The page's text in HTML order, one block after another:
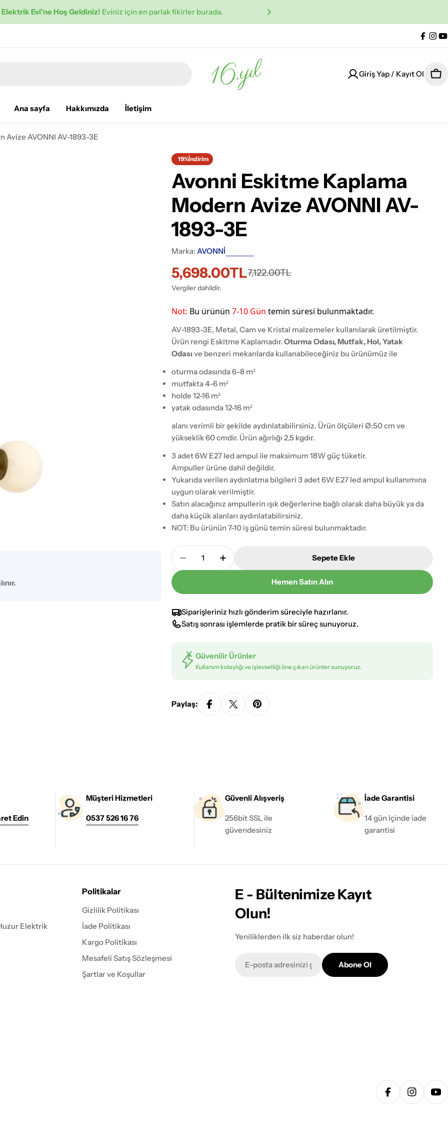
Elektrik Evi'ne Hoş Geldiniz! Eviniz için en parlak fikirler burada.
Giriş Yap / Kayıt Ol
Ana sayfa Hakkımızda İletişim
AVONNI AV-1893-3E
19%İndirim
Avonni Eskitme Kaplama
Modern Avize AVONNI AV-
1893-3E
Marka: AVONNİ
İndirimli
fiyat
5,698.00TL
Normal
fiyat
7,122.00TL
Vergiler dahildir.
Not: Bu ürünün7-10 Gün temin süresi bulunmaktadır.
AV-1893-3E, Metal, Cam ve Kristal malzemeler kullanılarak üretilmiştir.
Ürün rengi Eskitme Kaplamadır.Oturma Odası, Mutfak, Hol, Yatak
Odasıve benzeri mekanlarda kullanabileceğiniz bu ürünümüz ile
oturma odasında 6-8 m²
mutfakta 4-6 m²
holde 12-16 m²
yatak odasında 12-16 m²
alanı verimli bir şekilde aydınlatabilirsiniz. Ürün ölçüleri Ø:50 cm ve
yükseklik 60 cmdir. Ürün ağırlığı 2,5 kgdır.
3 adet 6W E27 led ampul ile maksimum 18W güç tüketir.
Ampuller ürüne dahil değildir.
Yukarıda verilen aydınlatma bilgileri 3 adet 6W E27 led ampul kullanımına
uygun olarak verilmiştir.
Satın alacağınız ampullerin ışık değerlerine bağlı olarak daha büyük ya da
daha küçük alanları aydınlatabilirsiniz.
NOT: Bu ürünün 7-10 iş günü temin süresi bulunmaktadır.
Adet
Avonni Eskitme Kaplama Modern Avize AVONNI AV-1893-3E
Avonni Eskitme Kaplama Modern Avize AVONNI AV-
Sepete Ekle
Hemen Satın Alın
Siparişleriniz hızlı gönderim süreciyle hazırlanır.
Satış sonrası işlemlerde pratik bir süreç sunuyoruz.
Güvenilir Ürünler
Kullanım kolaylığı ve işlevselliği öne çıkan ürünler sunuyoruz.
Paylaş:
Edin
Müşteri Hizmetleri
0537 526 16 76
Güvenli Alışveriş
256bit SSL ile
güvendesiniz
İade Garantisi
14 gün içinde iade
garantisi
Elektrik
Politikalar
Gizlilik Politikası
İade Politikası
Kargo Politikası
Mesafeli Satış Sözleşmesi
Şartlar ve Koşullar
E - Bültenimize Kayıt
Olun!
Yeniliklerden ilk siz haberdar olun!
posta
Abone Ol
FacebookInstagram